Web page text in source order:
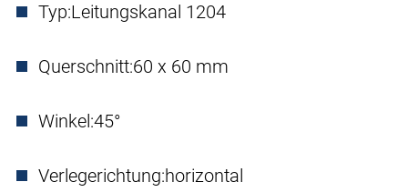
Typ:Leitungskanal 1204
Querschnitt:60 x 60 mm
Winkel:45°
Verlegerichtung:horizontal